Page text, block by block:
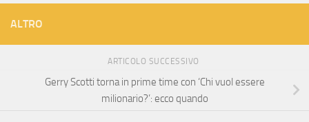
ALTRO
ARTICOLO SUCCESSIVO
Gerry Scotti torna in prime time con ‘Chi vuol essere
milionario?’: ecco quando